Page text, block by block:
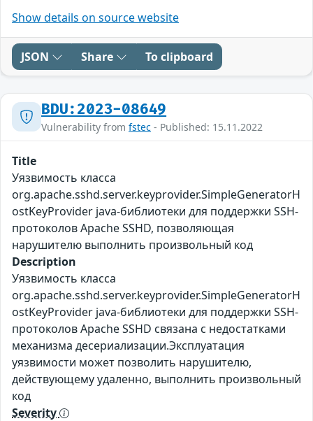
Show details on source website
JSON Share To clipboard
BDU:2023-08649
Vulnerability from fstec - Published: 15.11.2022
Title
Уязвимость класса
org.apache.sshd.server.keyprovider.SimpleGeneratorH
ostKeyProvider java-библиотеки для поддержки SSH-
протоколов Apache SSHD, позволяющая
нарушителю выполнить произвольный код
Description
Уязвимость класса
org.apache.sshd.server.keyprovider.SimpleGeneratorH
ostKeyProvider java-библиотеки для поддержки SSH-
протоколов Apache SSHD связана с недостатками
механизма десериализации.Эксплуатация
уязвимости может позволить нарушителю,
действующему удаленно, выполнить произвольный
код
Severity